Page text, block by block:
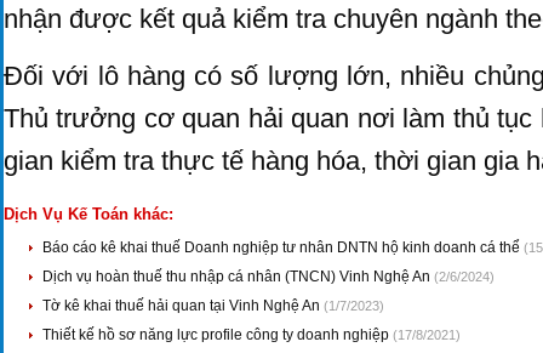
nhận được kết quả kiểm tra chuyên ngành
Đối với lô hàng có số lượng lớn, nhiều
Thủ trưởng cơ quan hải quan nơi làm thủ
gian kiểm tra thực tế hàng hóa, thời gian gia
Dịch Vụ Kế Toán khác:
Báo cáo kê khai thuế Doanh nghiệp tư nhân DNTN hộ kinh doanh cá thể
Dịch vụ hoàn thuế thu nhập cá nhân (TNCN) Vinh Nghệ An (2/6/2024)
Tờ kê khai thuế hải quan tại Vinh Nghệ An (1/7/2023)
Thiết kế hồ sơ năng lực profile công ty doanh nghiệp (17/8/2021)